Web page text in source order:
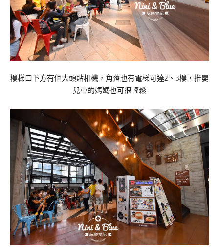
樓梯口下方有個大頭貼相機，角落也有電梯可達2、3樓，推嬰
兒車的媽媽也可很輕鬆